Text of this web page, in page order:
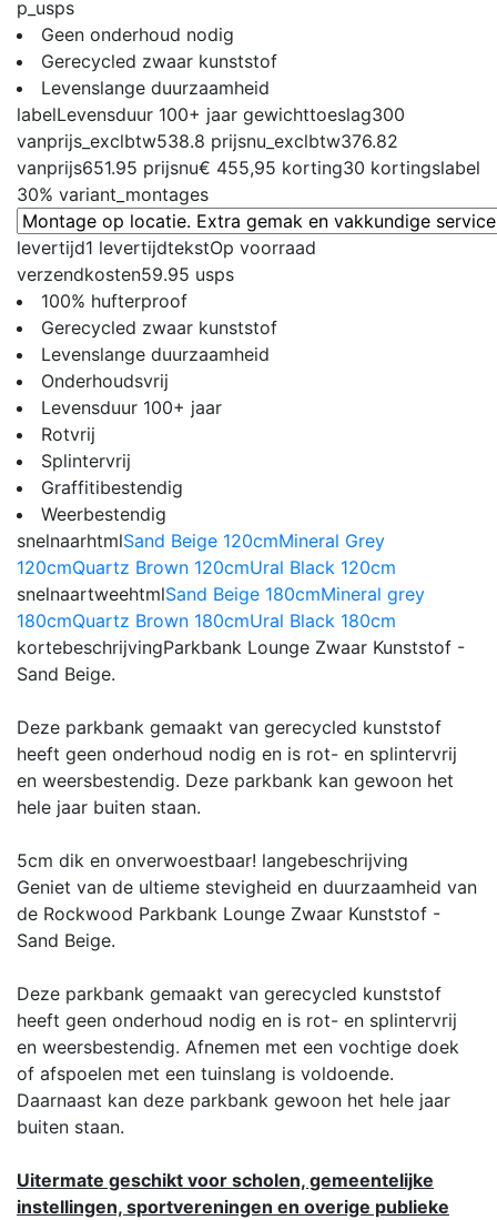
p_usps
Geen onderhoud nodig
Gerecycled zwaar kunststof
Levenslange duurzaamheid
labelLevensduur 100+ jaar gewichttoeslag300
vanprijs_exclbtw538.8 prijsnu_exclbtw376.82
vanprijs651.95 prijsnu€ 455,95 korting30 kortingslabel
30% variant_montages
levertijd1 levertijdtekstOp voorraad
verzendkosten59.95 usps
100% hufterproof
Gerecycled zwaar kunststof
Levenslange duurzaamheid
Onderhoudsvrij
Levensduur 100+ jaar
Rotvrij
Splintervrij
Graffitibestendig
Weerbestendig
snelnaarhtmlSand Beige 120cmMineral Grey
120cmQuartz Brown 120cmUral Black 120cm
snelnaartweehtmlSand Beige 180cmMineral grey
180cmQuartz Brown 180cmUral Black 180cm
kortebeschrijvingParkbank Lounge Zwaar Kunststof -
Sand Beige.
Deze parkbank gemaakt van gerecycled kunststof
heeft geen onderhoud nodig en is rot- en splintervrij
en weersbestendig. Deze parkbank kan gewoon het
hele jaar buiten staan.
5cm dik en onverwoestbaar! langebeschrijving
Geniet van de ultieme stevigheid en duurzaamheid van
de Rockwood Parkbank Lounge Zwaar Kunststof -
Sand Beige.
Deze parkbank gemaakt van gerecycled kunststof
heeft geen onderhoud nodig en is rot- en splintervrij
en weersbestendig. Afnemen met een vochtige doek
of afspoelen met een tuinslang is voldoende.
Daarnaast kan deze parkbank gewoon het hele jaar
buiten staan.
Uitermate geschikt voor scholen, gemeentelijke
instellingen, sportvereningen en overige publieke